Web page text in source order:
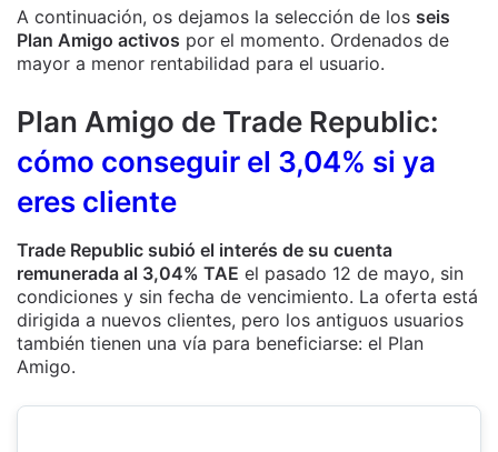
A continuación, os dejamos la selección de los seis
Plan Amigo activos por el momento. Ordenados de
mayor a menor rentabilidad para el usuario.
Plan Amigo de Trade Republic:
cómo conseguir el 3,04% si ya
eres cliente
Trade Republic subió el interés de su cuenta
remunerada al 3,04% TAE el pasado 12 de mayo, sin
condiciones y sin fecha de vencimiento. La oferta está
dirigida a nuevos clientes, pero los antiguos usuarios
también tienen una vía para beneficiarse: el Plan
Amigo.